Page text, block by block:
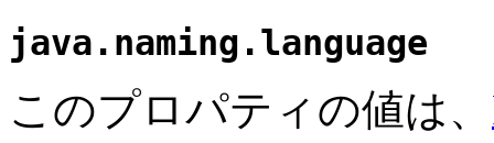
java.naming.language
このプロパティの値は、